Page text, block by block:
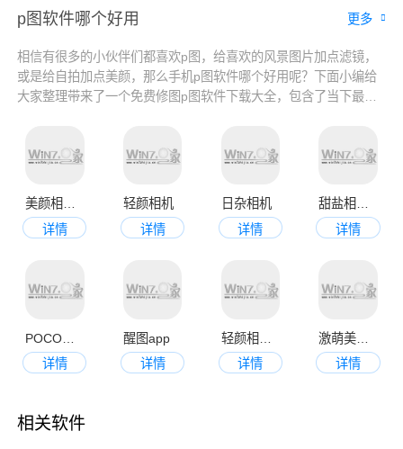
p图软件哪个好用 更多
相信有很多的小伙伴们都喜欢p图，给喜欢的风景图片加点滤镜，
或是给自拍加点美颜，那么手机p图软件哪个好用呢？下面小编给
大家整理带来了一个免费修图p图软件下载大全，包含了当下最热
美颜相机官方手机版
详情
轻颜相机
详情
日杂相机
详情
甜盐相机app
详情
POCO相机
详情
醒图app
详情
详情
详情
相关软件